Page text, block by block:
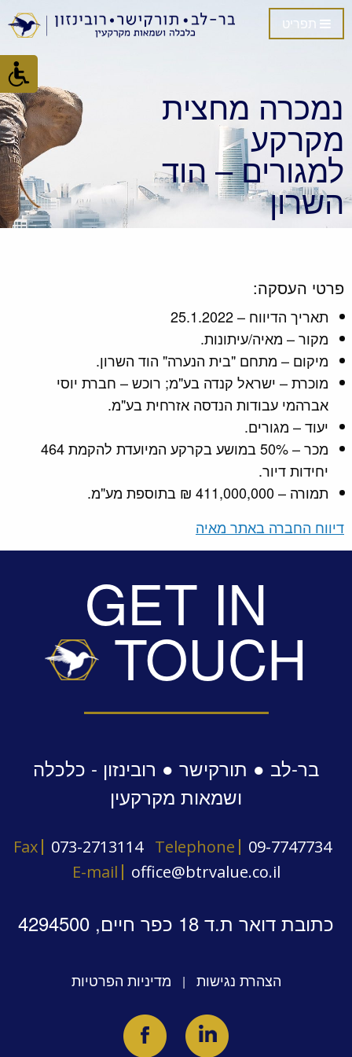
נמכרה מחצית
מקרקע
למגורים – הוד
השרון
פרטי העסקה:
תאריך הדיווח – 25.1.2022
מקור – מאיה/עיתונות.
מיקום – מתחם "בית הנערה" הוד השרון.
מוכרת – ישראל קנדה בע"מ; רוכש – חברת יוסי
אברהמי עבודות הנדסה אזרחית בע"מ.
יעוד – מגורים.
מכר – 50% במושע בקרקע המיועדת להקמת 464
יחידות דיור.
תמורה – 411,000,000 ₪ בתוספת מע"מ.
דיווח החברה באתר מאיה
GET IN
TOUCH
בר-לב ● תורקישר ● רובינזון - כלכלה
ושמאות מקרקעין
Fax 073-2713114 Telephone
09-7747734
E-mail
office@btrvalue.co.il
כתובת דואר ת.ד 18 כפר חיים, 4294500
הצהרת נגישות | מדיניות הפרטיות